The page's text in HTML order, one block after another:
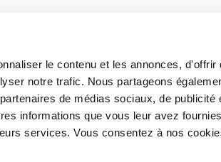
le contenu et les annonces, d'offrir
notre trafic. Nous partageons
de médias sociaux, de publicité
informations que vous leur avez
services. Vous consentez à nos